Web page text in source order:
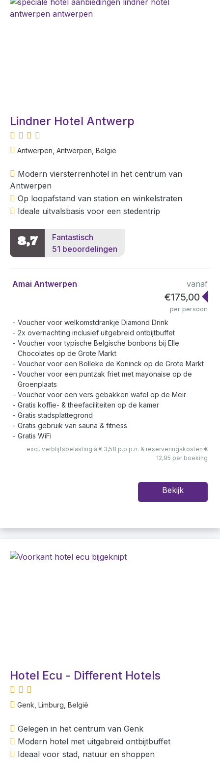
Lindner Hotel Antwerp
Antwerpen, Antwerpen, België
Modern viersterrenhotel in het centrum van
Antwerpen
Op loopafstand van station en winkelstraten
Ideale uitvalsbasis voor een stedentrip
8,7
Fantastisch
51 beoordelingen
Amai Antwerpen vanaf
€175,00
per persoon
Voucher voor welkomstdrankje Diamond Drink
2x overnachting inclusief uitgebreid ontbijtbuffet
Voucher voor typische Belgische bonbons bij Elle
Chocolates op de Grote Markt
Voucher voor een Bolleke de Koninck op de Grote Markt
Voucher voor een puntzak friet met mayonaise op de
Groenplaats
Voucher voor een vers gebakken wafel op de Meir
Gratis koffie- & theefaciliteiten op de kamer
Gratis stadsplattegrond
Gratis gebruik van sauna & fitness
Gratis WiFi
excl. verblijfsbelasting à € 3,58 p.p.p.n. & reserveringskosten €
12,95 per boeking
Bekijk
Hotel Ecu - Different Hotels
Genk, Limburg, België
Gelegen in het centrum van Genk
Modern hotel met uitgebreid ontbijtbuffet
Ideaal voor stad, natuur en shoppen